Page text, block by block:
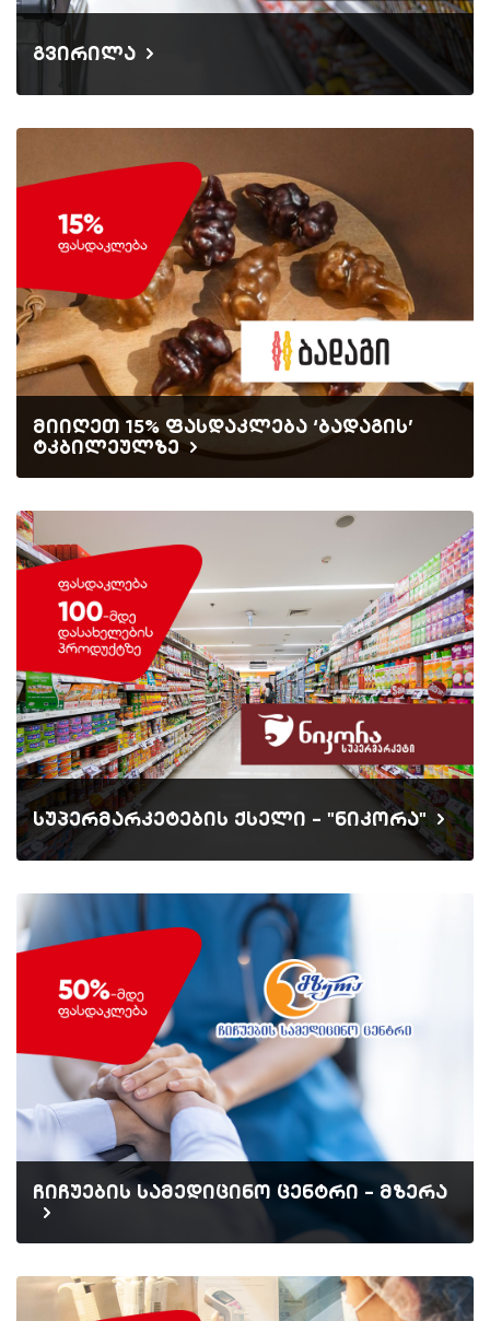
გვირილა
მიიღეთ 15% ფასდაკლება ‘ბადაგის’
ტკბილეულზე
სუპერმარკეტების ქსელი - "ნიკორა"
ჩიჩუების სამედიცინო ცენტრი - მზერა